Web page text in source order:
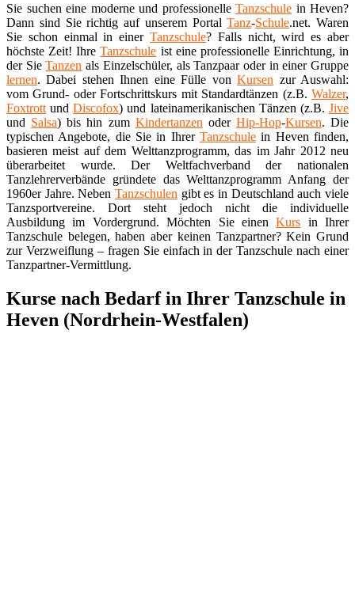
Sie suchen eine moderne und professionelle Tanzschule in Heven?
Dann sind Sie richtig auf unserem PortalTanz-Schule.net. Waren
Sie schon einmal in einer Tanzschule? Falls nicht, wird es aber
höchste Zeit! IhreTanzschule ist eine professionelle Einrichtung, in
der SieTanzen als Einzelschüler, als Tanzpaar oder in einer Gruppe
lernen. Dabei stehen Ihnen eine Fülle vonKursen zur Auswahl:
vom Grund- oder Fortschrittskurs mit Standardtänzen (z.B. Walzer,
Foxtrott undDiscofox) und lateinamerikanischen Tänzen (z.B.Jive
und Salsa) bis hin zum Kindertanzen oder Hip-Hop-Kursen. Die
typischen Angebote, die Sie in Ihrer Tanzschule in Heven finden,
basieren meist auf dem Welttanzprogramm, das im Jahr 2012 neu
überarbeitet wurde. Der Weltfachverband der nationalen
Tanzlehrerverbände gründete das Welttanzprogramm Anfang der
1960er Jahre. Neben Tanzschulen gibt es in Deutschland auch viele
Tanzsportvereine. Dort steht jedoch nicht die individuelle
Ausbildung im Vordergrund. Möchten Sie einenKurs in Ihrer
Tanzschule belegen, haben aber keinen Tanzpartner? Kein Grund
zur Verzweiflung – fragen Sie einfach in der Tanzschule nach einer
Tanzpartner-Vermittlung.
Kurse nach Bedarf in Ihrer Tanzschule in
Heven (Nordrhein-Westfalen)